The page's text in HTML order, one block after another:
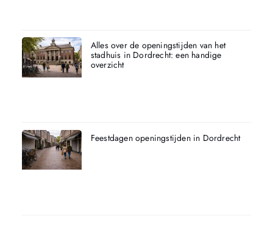
Alles over de openingstijden van het
stadhuis in Dordrecht: een handige
overzicht
Feestdagen openingstijden in Dordrecht